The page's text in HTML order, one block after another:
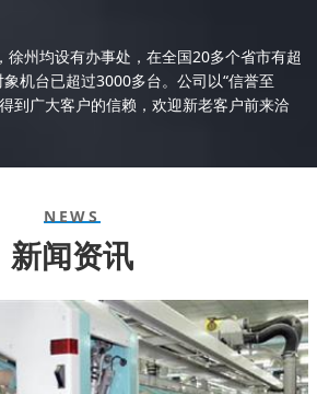
徐州均设有办事处，在全国20多个省市有超
机台已超过3000多台。公司以“信誉至
到广大客户的信赖，欢迎新老客户前来洽
NEWS
新闻资讯